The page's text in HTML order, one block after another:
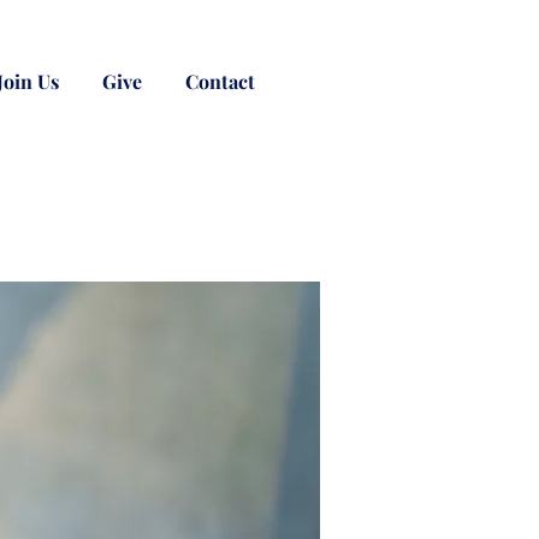
Us Give Contact